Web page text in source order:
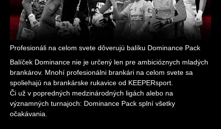
Profesionáli na celom svete dôverujú balíku Dominance Pack
Balíček Dominance nie je určený len pre ambicióznych mladých
brankárov. Mnohí profesionálni brankári na celom svete sa
spoliehajú na brankárske rukavice od KEEPERsport.
Či už v popredných medzinárodných ligách alebo na
významných turnajoch: Dominance Pack splní všetky
očakávania.